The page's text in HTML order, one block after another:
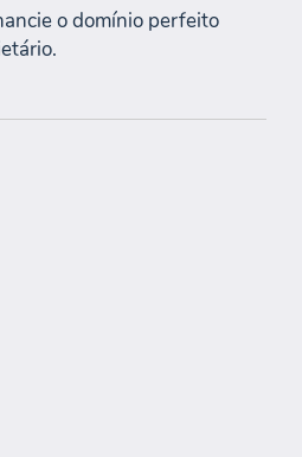
o domínio perfeito